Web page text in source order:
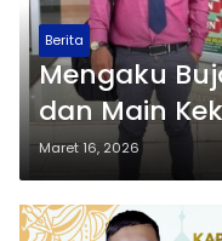
Berita
Mengaku
dan Main
Mantan
Bakal
Korban ke
Maret 16, 2026